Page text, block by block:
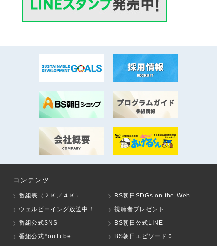
コンテンツ
番組表（２Ｋ／４Ｋ）
BS朝日SDGs on the Web
ウェルビーイング放送中！
視聴者プレゼント
番組公式SNS
BS朝日公式LINE
番組公式YouTube
BS朝日エピソード０